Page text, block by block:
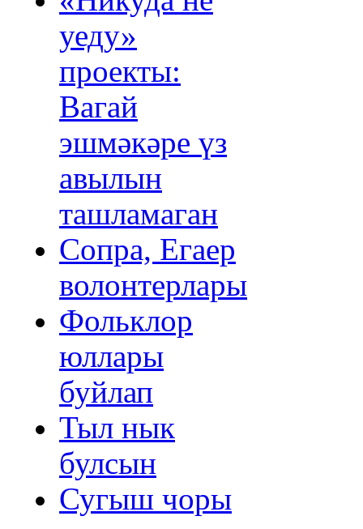
уеду»
проекты:
Вагай
эшмәкәре үз
авылын
ташламаган
Сопра, Егаер
волонтерлары
Фольклор
юллары
буйлап
Тыл нык
булсын
Сугыш чоры